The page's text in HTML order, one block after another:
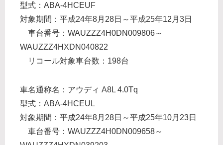
型式：ABA-4HCEUF
対象期間：平成24年8月28日～平成25年12月3日
車台番号：WAUZZZ4H0DN009806～
WAUZZZ4HXDN040822
リコール対象車台数：198台
車名通称名：アウディ A8L 4.0Tq
型式：ABA-4HCEUL
対象期間：平成24年8月28日～平成25年10月23日
車台番号：WAUZZZ4H0DN009658～